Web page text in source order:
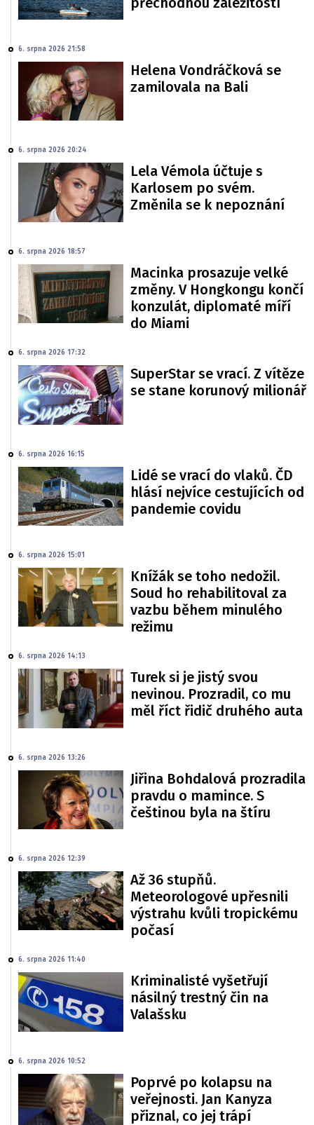
6. srpna 2026 21:58
Helena Vondráčková se
zamilovala na Bali
6. srpna 2026 20:24
Lela Vémola účtuje s
Karlosem po svém.
Změnila se k nepoznání
6. srpna 2026 18:57
Macinka prosazuje velké
změny. V Hongkongu končí
konzulát, diplomaté míří
do Miami
6. srpna 2026 17:32
SuperStar se vrací. Z vítěze
se stane korunový milionář
6. srpna 2026 16:15
Lidé se vrací do vlaků. ČD
hlásí nejvíce cestujících od
pandemie covidu
6. srpna 2026 15:01
Knížák se toho nedožil.
Soud ho rehabilitoval za
vazbu během minulého
režimu
6. srpna 2026 14:13
Turek si je jistý svou
nevinou. Prozradil, co mu
měl říct řidič druhého auta
6. srpna 2026 13:26
Jiřina Bohdalová prozradila
pravdu o mamince. S
češtinou byla na štíru
6. srpna 2026 12:39
Až 36 stupňů.
Meteorologové upřesnili
výstrahu kvůli tropickému
počasí
6. srpna 2026 11:40
Kriminalisté vyšetřují
násilný trestný čin na
Valašsku
6. srpna 2026 10:52
Poprvé po kolapsu na
veřejnosti. Jan Kanyza
přiznal, co jej trápí